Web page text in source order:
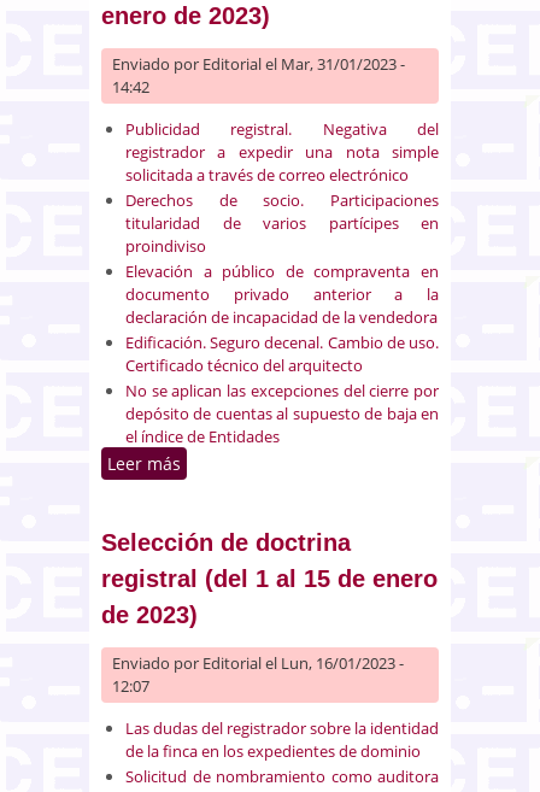
enero de 2023)
Enviado por Editorialel Mar, 31/01/2023 -
14:42
Publicidad registral. Negativa del
registrador a expedir una nota simple
solicitada a través de correo electrónico
Derechos de socio. Participaciones
titularidad de varios partícipes en
proindiviso
Elevación a público de compraventa en
documento privado anterior a la
declaración de incapacidad de la vendedora
Edificación. Seguro decenal. Cambio de uso.
Certificado técnico del arquitecto
No se aplican las excepciones del cierre por
depósito de cuentas al supuesto de baja en
el índice de Entidades
Leer más
Selección de doctrina
registral (del 1 al 15 de enero
de 2023)
Enviado por Editorialel Lun, 16/01/2023 -
12:07
Las dudas del registrador sobre la identidad
de la finca en los expedientes de dominio
Solicitud de nombramiento como auditora